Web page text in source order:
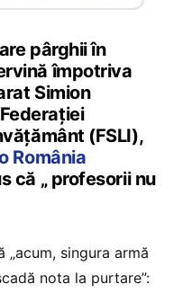
pârghii în
împotriva
Simion
(FSLI),
România
că „ profesorii nu
singura armă
nota la purtare”: